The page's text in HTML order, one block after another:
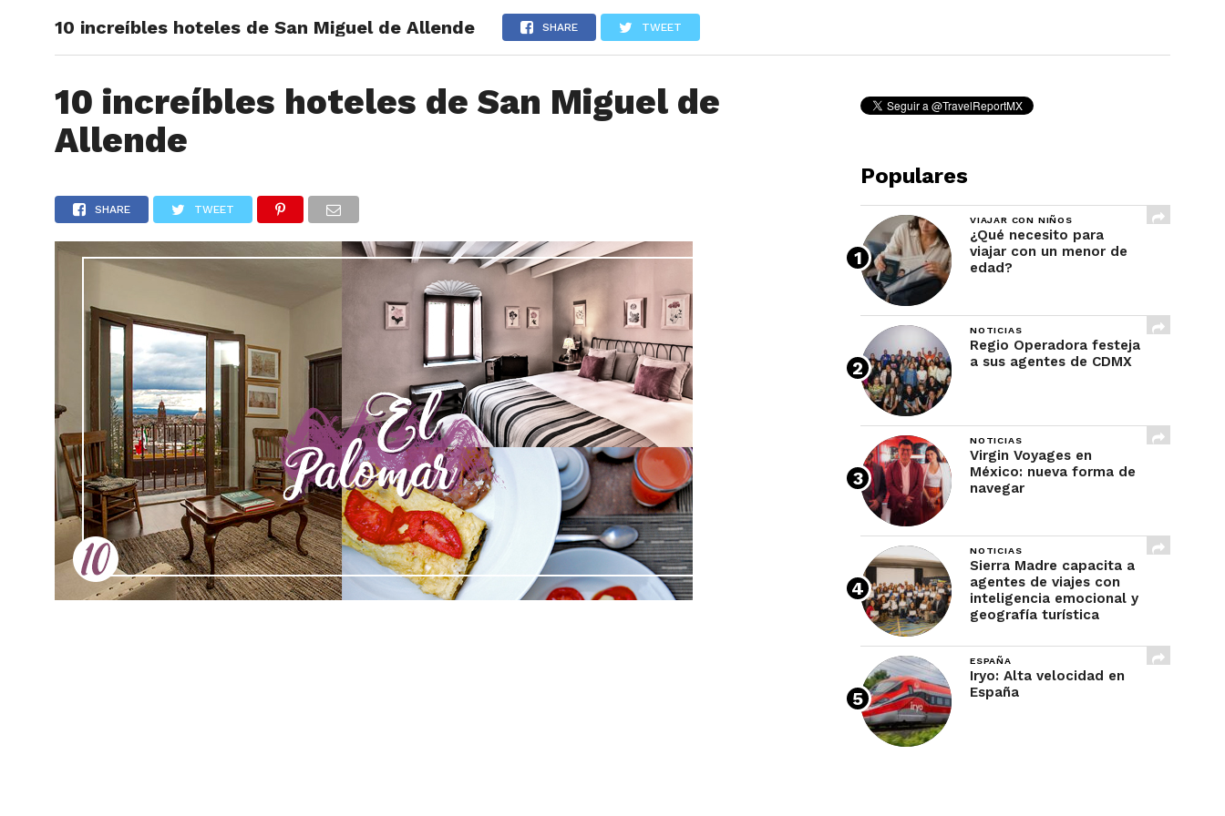
ARTÍCULOS REVIEWS EVENTOS GASTRONOMÍA
10 increíbles hoteles de San Miguel de Allende SHARE TWEET
10 increíbles hoteles de San Miguel de
Allende
SHARE TWEET
Populares
VIAJAR CON NIÑOS
¿Qué necesito para
viajar con un menor de
edad?
NOTICIAS
Regio Operadora festeja
a sus agentes de CDMX
NOTICIAS
Virgin Voyages en
México: nueva forma de
navegar
NOTICIAS
Sierra Madre capacita a
agentes de viajes con
inteligencia emocional y
geografía turística
ESPAÑA
Iryo: Alta velocidad en
España